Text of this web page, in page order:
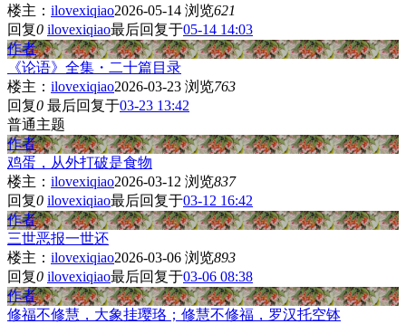
楼主： ilovexiqiao2026-05-14 浏览621
回复0 ilovexiqiao最后回复于05-14 14:03
作者
《论语》全集・二十篇目录
楼主： ilovexiqiao2026-03-23 浏览763
回复0 最后回复于03-23 13:42
普通主题
作者
鸡蛋，从外打破是食物
楼主： ilovexiqiao2026-03-12 浏览837
回复0 ilovexiqiao最后回复于03-12 16:42
作者
三世恶报一世还
楼主： ilovexiqiao2026-03-06 浏览893
回复0 ilovexiqiao最后回复于03-06 08:38
作者
修福不修慧，大象挂璎珞；修慧不修福，罗汉托空钵